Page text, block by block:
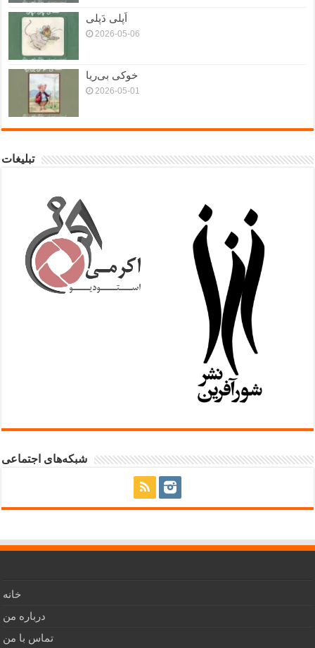
اَپلی دَپلی
2026-05-06
خوکی بی‌ریا
2026-05-01
تبلیغات
شبکه‌های اجتماعی
خانه
درباره من
تماس با من